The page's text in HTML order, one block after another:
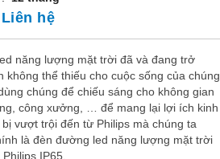
Liên hệ
năng lượng mặt trời đã và đang trở
không thể thiếu cho cuộc sống của chúng
chúng để chiếu sáng cho không gian
công xưởng, … để mang lại lợi ích kinh
vượt trội đến từ Philips mà chúng ta
là đèn đường led năng lượng mặt trời
IP65.